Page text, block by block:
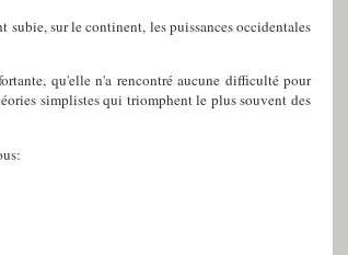
sur le continent, les puissances occidentales
qu'elle n'a rencontré aucune difficulté pour
simplistes qui triomphent le plus souvent des